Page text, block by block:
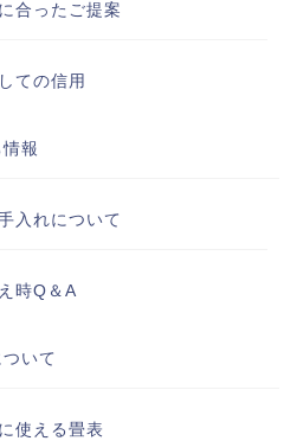
合ったご提案
ての信用
報
入れについて
時Q＆A
いて
使える畳表